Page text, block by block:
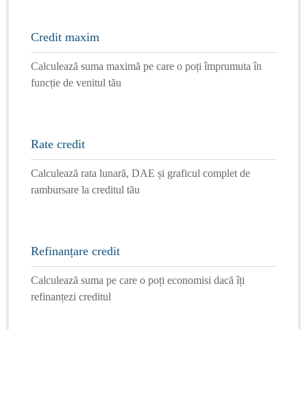
Credit maxim
Calculează suma maximă pe care o poți împrumuta în
funcție de venitul tău
Rate credit
Calculează rata lunară, DAE și graficul complet de
rambursare la creditul tău
Refinanțare credit
Calculează suma pe care o poți economisi dacă îți
refinanțezi creditul